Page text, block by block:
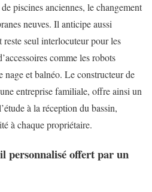
piscines anciennes, le changement
neuves. Il anticipe aussi
reste seul interlocuteur pour les
comme les robots
nage et balnéo. Le constructeur de
entreprise familiale, offre ainsi un
à la réception du bassin,
à chaque propriétaire.
personnalisé offert par un